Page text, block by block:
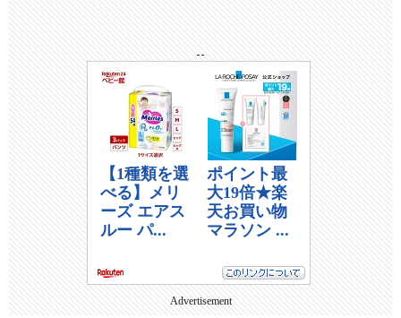
--
Advertisement